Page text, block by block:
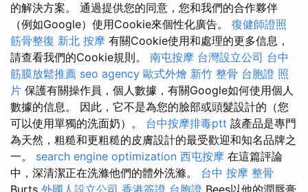
的解決方案。 通過提供您的同意，您和我們的合作夥伴
（例如Google）使用Cookie來個性化廣告。 復健師證照
筋骨整復 新北 按摩 有關Cookie使用和處理的更多信息，
請查看我們的Cookie規則。 南屯按摩 台灣設立公司 台中
筋膜放鬆推薦 seo agency 歐式外燴 新竹 整骨 台胞證 照
片 保護有關操作員，個人數據，有關Google如何使用個人
數據的信息。 因此，它不是為您的臉部或頭髮設計的（您
可以使用單獨的洗面奶）。 台中按摩排毒ptt 該產品是專門
為天然，粗糙和更粗糙的皮膚設計的最受歡迎和知名品牌之
一。 search engine optimization 西屯按摩 在這篇評論
中，深清潔正在洗滌他們的體外洗滌。 台中 按摩 整骨
Burts 外國人設立公司 香港簽證 台胞證 Bees以他的潤唇膏